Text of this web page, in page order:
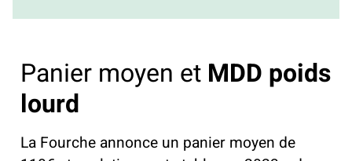
Panier moyen et MDD poids
lourd
La Fourche annonce un panier moyen de